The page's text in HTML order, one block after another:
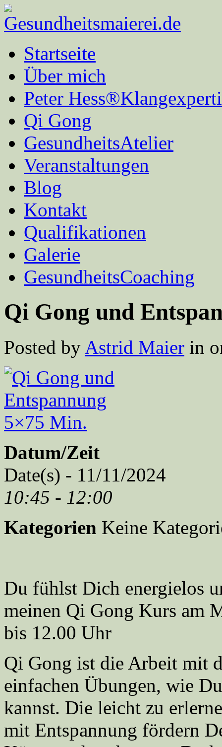
Startseite
Über mich
Peter
Qi Gong
GesundheitsAtelier
Veranstaltungen
Blog
Kontakt
Qualifikationen
Galerie
GesundheitsCoaching
Qi Gong und
Posted by Astrid Maier in
Datum/Zeit
Date(s) - 11/11/2024
10:45 - 12:00
Kategorien Keine
Du fühlst Dich energielos
meinen Qi Gong Kurs am
bis 12.00 Uhr
Qi Gong ist die Arbeit mit
einfachen Übungen, wie
kannst. Die leicht zu
mit Entspannung fördern